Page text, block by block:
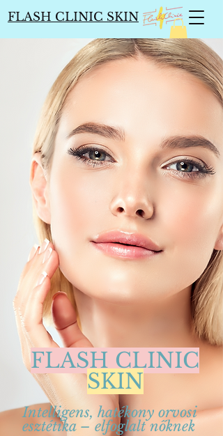
FLASH CLINIC SKIN
FLASH CLINIC
SKIN
Intelligens, hatékony orvosi
esztétika – elfoglalt nőknek